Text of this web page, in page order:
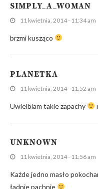
SIMPLY_A_WOMAN
11 kwietnia, 2014 - 11:34 am
brzmi kusząco
PLANETKA
11 kwietnia, 2014 - 11:52 am
Uwielbiam takie zapachy
UNKNOWN
11 kwietnia, 2014 - 11:56 am
Każde jedno masło
ładnie pachnie